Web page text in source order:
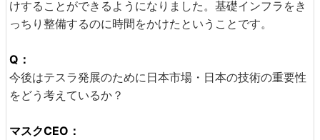
けすることができるようになりました。基礎インフラをき
っちり整備するのに時間をかけたということです。
Q：
今後はテスラ発展のために日本市場・日本の技術の重要性
をどう考えているか？
マスクCEO：